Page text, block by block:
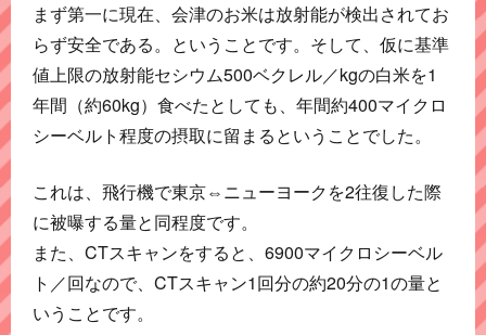
まず第一に現在、会津のお米は放射能が検出されてお
らず安全である。ということです。そして、仮に基準
値上限の放射能セシウム500ベクレル／kgの白米を1
年間（約60kg）食べたとしても、年間約400マイクロ
シーベルト程度の摂取に留まるということでした。
これは、飛行機で東京⇔ニューヨークを2往復した際
に被曝する量と同程度です。
また、CTスキャンをすると、6900マイクロシーベル
ト／回なので、CTスキャン1回分の約20分の1の量と
いうことです。